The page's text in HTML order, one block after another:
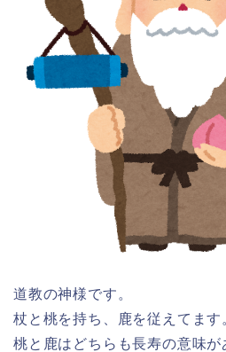
道教の神様です。
杖と桃を持ち、鹿を従えてます
桃と鹿はどちらも長寿の意味が